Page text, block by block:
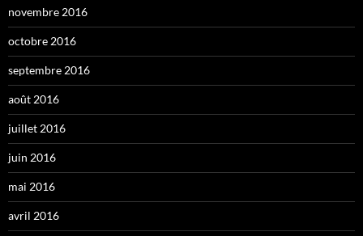
novembre 2016
octobre 2016
septembre 2016
août 2016
juillet 2016
juin 2016
mai 2016
avril 2016